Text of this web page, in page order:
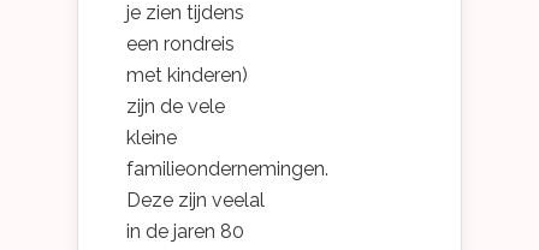
je zien tijdens
een rondreis
met kinderen)
zijn de vele
kleine
familieondernemingen.
Deze zijn veelal
in de jaren 80